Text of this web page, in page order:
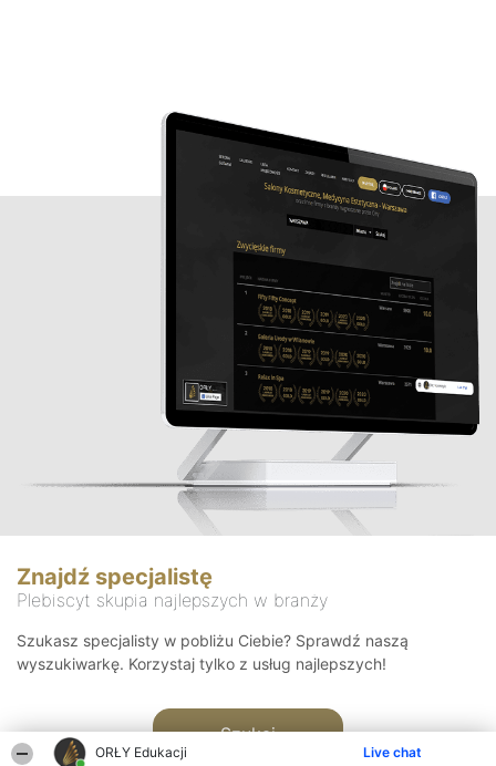
ORŁY Edukacji Live chat
Znajdź specjalistę
Plebiscyt skupia najlepszych w branży
Szukasz specjalisty w pobliżu Ciebie? Sprawdź naszą
wyszukiwarkę. Korzystaj tylko z usług najlepszych!
Szukaj